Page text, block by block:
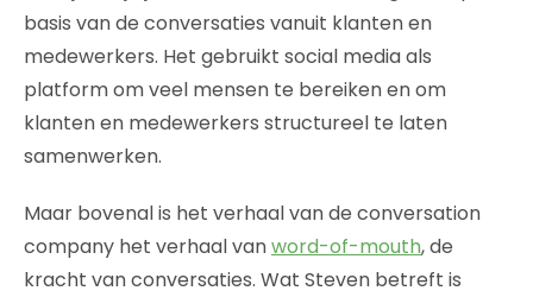
basis van de conversaties vanuit klanten en
medewerkers. Het gebruikt social media als
platform om veel mensen te bereiken en om
klanten en medewerkers structureel te laten
samenwerken.
Maar bovenal is het verhaal van de conversation
company het verhaal vanword-of-mouth, de
kracht van conversaties. Wat Steven betreft is